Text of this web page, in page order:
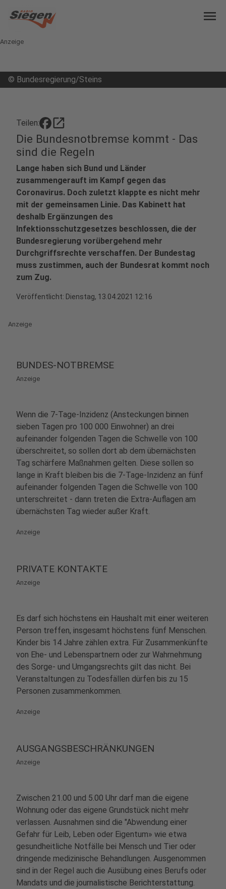
menu
Anzeige
© Bundesregierung/Steins
Teilen: open_in_new
Die Bundesnotbremse kommt - Das
sind die Regeln
Lange haben sich Bund und Länder
zusammengerauft im Kampf gegen das
Coronavirus. Doch zuletzt klappte es nicht mehr
mit der gemeinsamen Linie. Das Kabinett hat
deshalb Ergänzungen des
Infektionsschutzgesetzes beschlossen, die der
Bundesregierung vorübergehend mehr
Durchgriffsrechte verschaffen. Der Bundestag
muss zustimmen, auch der Bundesrat kommt noch
zum Zug.
Veröffentlicht: Dienstag, 13.04.2021 12:16
Anzeige
BUNDES-NOTBREMSE
Anzeige
Wenn die 7-Tage-Inzidenz (Ansteckungen binnen
sieben Tagen pro 100 000 Einwohner) an drei
aufeinander folgenden Tagen die Schwelle von 100
überschreitet, so sollen dort ab dem übernächsten
Tag schärfere Maßnahmen gelten. Diese sollen so
lange in Kraft bleiben bis die 7-Tage-Inzidenz an fünf
aufeinander folgenden Tagen die Schwelle von 100
unterschreitet - dann treten die Extra-Auflagen am
übernächsten Tag wieder außer Kraft.
Anzeige
PRIVATE KONTAKTE
Anzeige
Es darf sich höchstens ein Haushalt mit einer weiteren
Person treffen, insgesamt höchstens fünf Menschen.
Kinder bis 14 Jahre zählen extra. Für Zusammenkünfte
von Ehe- und Lebenspartnern oder zur Wahrnehmung
des Sorge- und Umgangsrechts gilt das nicht. Bei
Veranstaltungen zu Todesfällen dürfen bis zu 15
Personen zusammenkommen.
Anzeige
AUSGANGSBESCHRÄNKUNGEN
Anzeige
Zwischen 21.00 und 5.00 Uhr darf man die eigene
Wohnung oder das eigene Grundstück nicht mehr
verlassen. Ausnahmen sind die "Abwendung einer
Gefahr für Leib, Leben oder Eigentum» wie etwa
gesundheitliche Notfälle bei Mensch und Tier oder
dringende medizinische Behandlungen. Ausgenommen
sind in der Regel auch die Ausübung eines Berufs oder
Mandats und die journalistische Berichterstattung.